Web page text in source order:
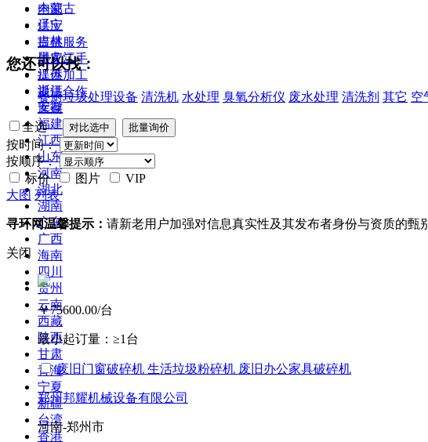
内蒙古
辽宁
吉林
黑龙江
江苏
浙江
安徽
福建
江西
山东
河南
湖北
湖南
广东
广西
海南
四川
贵州
云南
西藏
陕西
甘肃
青海
宁夏
新疆
台湾
香港
全部
供应
提供服务
供应二手
提供加工
提供合作
库存
您还可以找：
餐厨垃圾处理设备 清洗机 水处理 臭氧分析仪 废水处理 清洗剂 其它 空
全选
按时间：
按顺序：
标价
图片
VIP
大图 列表
寻环网温馨提示： 请新老用户加强对信息真实性及其发布者身份与资质的甄
关闭
￥75600.00/台
最小起订量： ≥1台
废旧门窗破碎机 生活垃圾粉碎机 废旧办公家具破碎机
郑州邦耀机械设备有限公司
河南-郑州市